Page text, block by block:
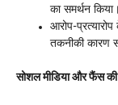
का समर्थन किया।
आरोप-
तकनीकी कारण
सोशल मीडिया और फैंस की